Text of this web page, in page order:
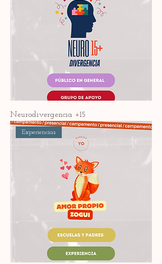
Neurodivergencia +15
Experiencias